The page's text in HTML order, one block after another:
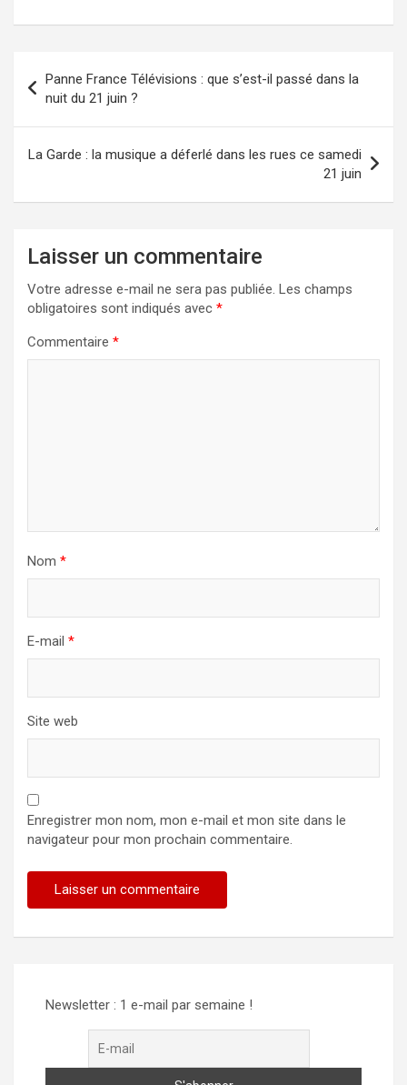
de
l’article
Panne France Télévisions : que s’est-il passé dans la
nuit du 21 juin ?
La Garde : la musique a déferlé dans les rues ce samedi
21 juin
Laisser un commentaire
Votre adresse e-mail ne sera pas publiée. Les champs
obligatoires sont indiqués avec *
Commentaire *
Nom *
E-mail *
Site web
Enregistrer mon nom, mon e-mail et mon site dans le
navigateur pour mon prochain commentaire.
Newsletter : 1 e-mail par semaine !